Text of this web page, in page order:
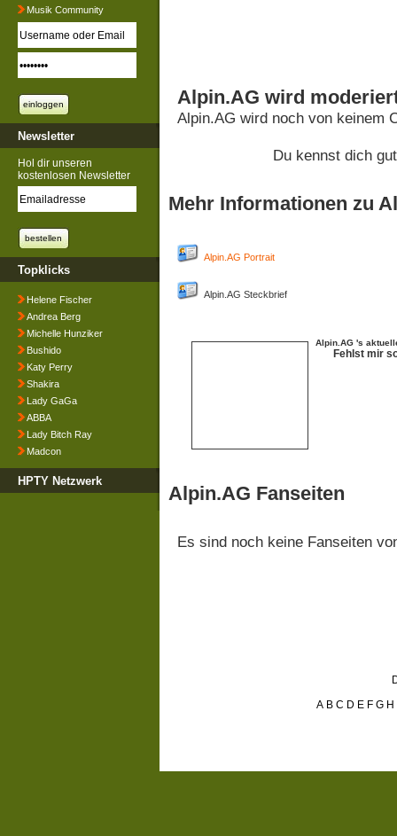
Musik Community
Newsletter
Hol dir unseren
kostenlosen Newsletter
Topklicks
Helene Fischer
Andrea Berg
Michelle Hunziker
Bushido
Katy Perry
Shakira
Lady GaGa
ABBA
Lady Bitch Ray
Madcon
HPTY Netzwerk
Alpin.AG wird
Alpin.AG wird noch von keinem
Du kennst dich
Mehr Informationen zu
Alpin.AG Portrait
Alpin.AG Steckbrief
Alpin.AG 's
Fehlst mir
Alpin.AG Fanseiten
Es sind noch keine Fanseiten
A B C D E F G H